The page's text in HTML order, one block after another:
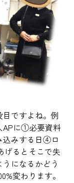
ですよね。例
APに①必要資料
みする日④ロ
げるとそこで失
になるかどう
変わります。